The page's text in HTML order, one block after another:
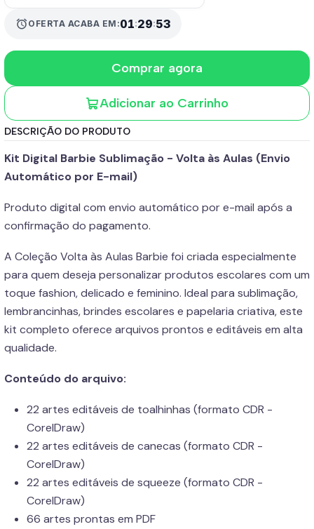
alarmOFERTA ACABA EM:01:29:53
Adicionar ao Carrinho
Comprar agora
DESCRIÇÃO DO PRODUTO
Kit Digital Barbie Sublimação - Volta às Aulas (Envio
Automático por E-mail)
Produto digital com envio automático por e-mail após a
confirmação do pagamento.
A Coleção Volta às Aulas Barbie foi criada especialmente
para quem deseja personalizar produtos escolares com um
toque fashion, delicado e feminino. Ideal para sublimação,
lembrancinhas, brindes escolares e papelaria criativa, este
kit completo oferece arquivos prontos e editáveis em alta
qualidade.
Conteúdo do arquivo:
22 artes editáveis de toalhinhas (formato CDR -
CorelDraw)
22 artes editáveis de canecas (formato CDR -
CorelDraw)
22 artes editáveis de squeeze (formato CDR -
CorelDraw)
66 artes prontas em PDF